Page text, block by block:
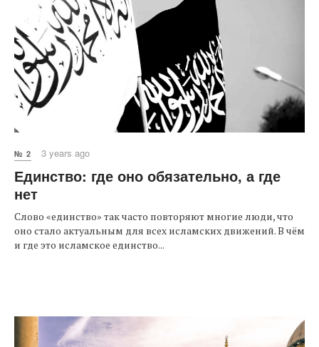
№ 2 3 years ago
Единство: где оно обязательно, а где
нет
Слово «единство» так часто повторяют многие люди, что
оно стало актуальным для всех исламских движений. В чём
и где это исламское единство...